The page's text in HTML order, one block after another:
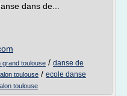
dans de...
grand toulouse / danse de
toulouse / ecole danse
toulouse